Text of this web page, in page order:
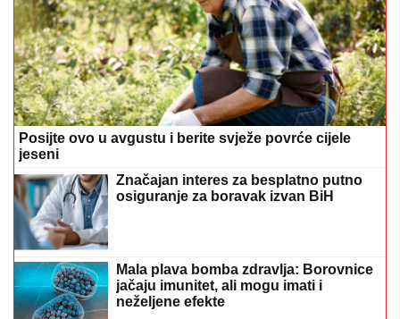
Posijte ovo u avgustu i berite svježe povrće cijele
jeseni
Značajan interes za besplatno putno
osiguranje za boravak izvan BiH
Mala plava bomba zdravlja: Borovnice
jačaju imunitet, ali mogu imati i
neželjene efekte